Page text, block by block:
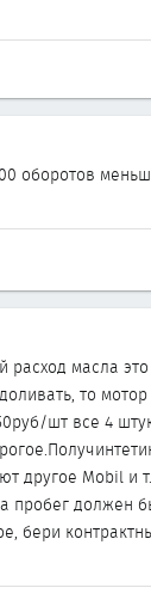
оборотов
расход масла
то
шт все 4
другое Mobil и
пробег должен
бери